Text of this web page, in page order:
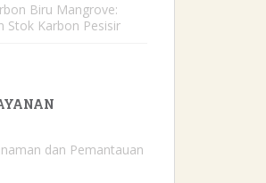
Biru Mangrove:
Stok Karbon Pesisir
dan Pemantauan